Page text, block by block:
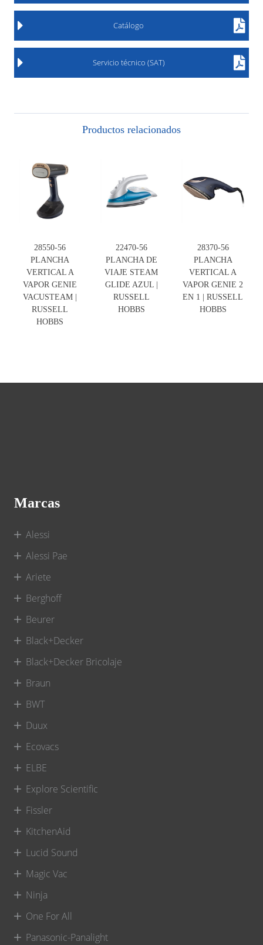
Catálogo
Servicio técnico (SAT)
Productos relacionados
28550-56
PLANCHA
VERTICAL A
VAPOR GENIE
VACUSTEAM |
RUSSELL
HOBBS
22470-56
PLANCHA DE
VIAJE STEAM
GLIDE AZUL |
RUSSELL
HOBBS
28370-56
PLANCHA
VERTICAL A
VAPOR GENIE 2
EN 1 | RUSSELL
HOBBS
Marcas
Alessi
Alessi Pae
Ariete
Berghoff
Beurer
Black+Decker
Black+Decker Bricolaje
Braun
BWT
Duux
Ecovacs
ELBE
Explore Scientific
Fissler
KitchenAid
Lucid Sound
Magic Vac
Ninja
One For All
Panasonic-Panalight